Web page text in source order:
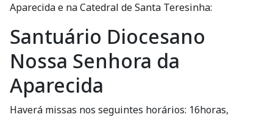
Aparecida e na Catedral de Santa Teresinha:
Santuário Diocesano
Nossa Senhora da
Aparecida
Haverá missas nos seguintes horários: 16horas,